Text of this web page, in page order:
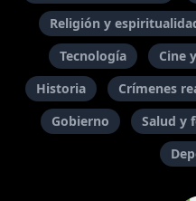
Religión y
Tecnología
Cine
Historia
Crímenes
Gobierno
Salud y